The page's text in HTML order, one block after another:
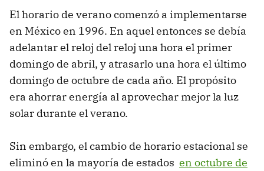
El horario de verano comenzó a implementarse
en México en 1996. En aquel entonces se debía
adelantar el reloj del reloj una hora el primer
domingo de abril, y atrasarlo una hora el último
domingo de octubre de cada año. El propósito
era ahorrar energía al aprovechar mejor la luz
solar durante el verano.
Sin embargo, el cambio de horario estacional se
eliminó en la mayoría de estados en octubre de